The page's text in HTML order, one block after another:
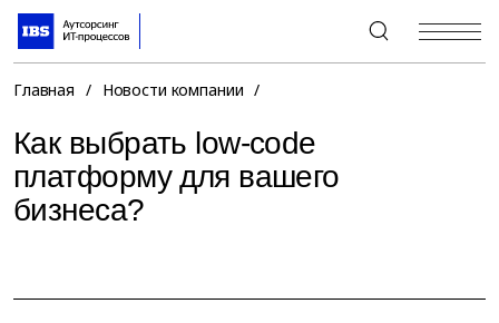
+7 (495) 967-80-80
Главная / Новости компании /
Как выбрать low-code
платформу для вашего
бизнеса?